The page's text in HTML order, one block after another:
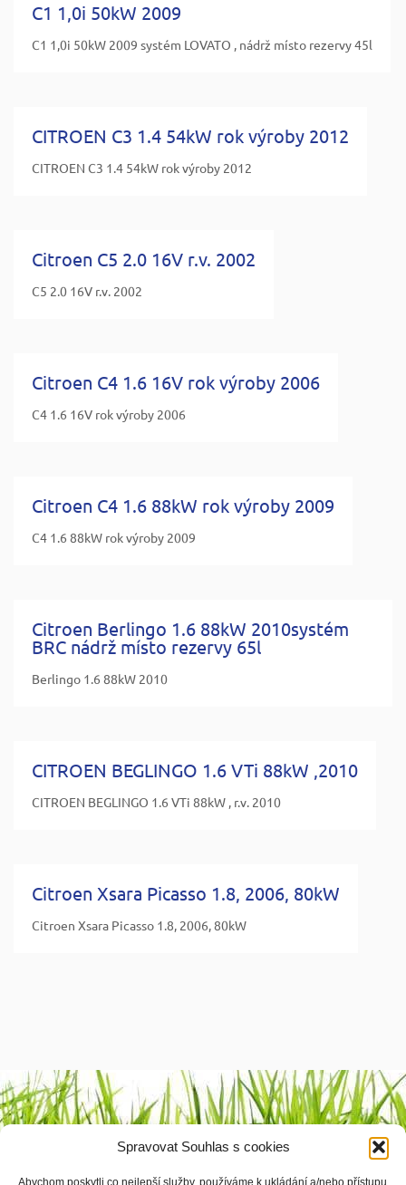
Spravovat Souhlas s cookies
Abychom poskytli co nejlepší služby, používáme k ukládání a/nebo přístupu
C1 1,0i 50kW 2009
C1 1,0i 50kW 2009 systém LOVATO , nádrž místo rezervy 45l
CITROEN C3 1.4 54kW rok výroby 2012
CITROEN C3 1.4 54kW rok výroby 2012
Citroen C5 2.0 16V r.v. 2002
C5 2.0 16V r.v. 2002
Citroen C4 1.6 16V rok výroby 2006
C4 1.6 16V rok výroby 2006
Citroen C4 1.6 88kW rok výroby 2009
C4 1.6 88kW rok výroby 2009
Citroen Berlingo 1.6 88kW 2010systém
BRC nádrž místo rezervy 65l
Berlingo 1.6 88kW 2010
CITROEN BEGLINGO 1.6 VTi 88kW ,2010
CITROEN BEGLINGO 1.6 VTi 88kW , r.v. 2010
Citroen Xsara Picasso 1.8, 2006, 80kW
Citroen Xsara Picasso 1.8, 2006, 80kW